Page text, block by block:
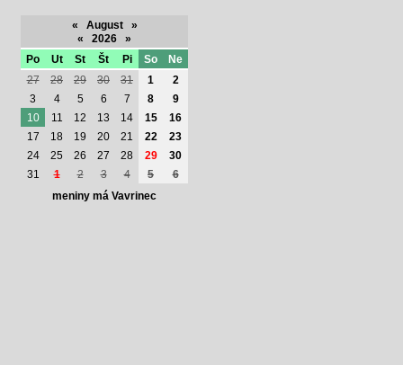
« August
»
«
2026
»
Po
Ut St Št Pi So
Ne
27
28 29 30 31 1
2
3
4 5 6 7 8
9
10
11 12 13 14 15
16
17
18 19 20 21 22
23
24
25 26 27 28 29
30
31
1 2 3 4 5
6
meniny má Vavrinec